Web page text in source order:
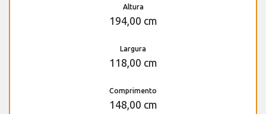
Altura
194,00 cm
Largura
118,00 cm
Comprimento
148,00 cm